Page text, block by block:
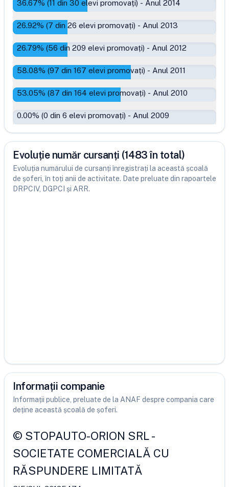
36.67% (11 din 30 elevi promovați) - Anul 2014
26.92% (7 din 26 elevi promovați) - Anul 2013
26.79% (56 din 209 elevi promovați) - Anul 2012
58.08% (97 din 167 elevi promovați) - Anul 2011
53.05% (87 din 164 elevi promovați) - Anul 2010
0.00% (0 din 6 elevi promovați) - Anul 2009
Evoluție număr cursanți (1483 în total)
Evoluția numărului de cursanți înregistrați la această școală
de șoferi, în toți anii de activitate. Date preluate din rapoartele
DRPCIV, DGPCI și ARR.
Informații companie
Informații publice, preluate de la ANAF despre compania care
deține această școală de șoferi.
© STOPAUTO-ORION SRL-
SOCIETATE COMERCIALĂ CU
RĂSPUNDERE LIMITATĂ